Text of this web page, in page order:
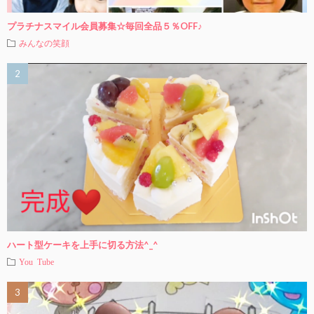
プラチナスマイル会員募集☆毎回全品５％OFF♪
みんなの笑顔
ハート型ケーキを上手に切る方法^_^
You Tube